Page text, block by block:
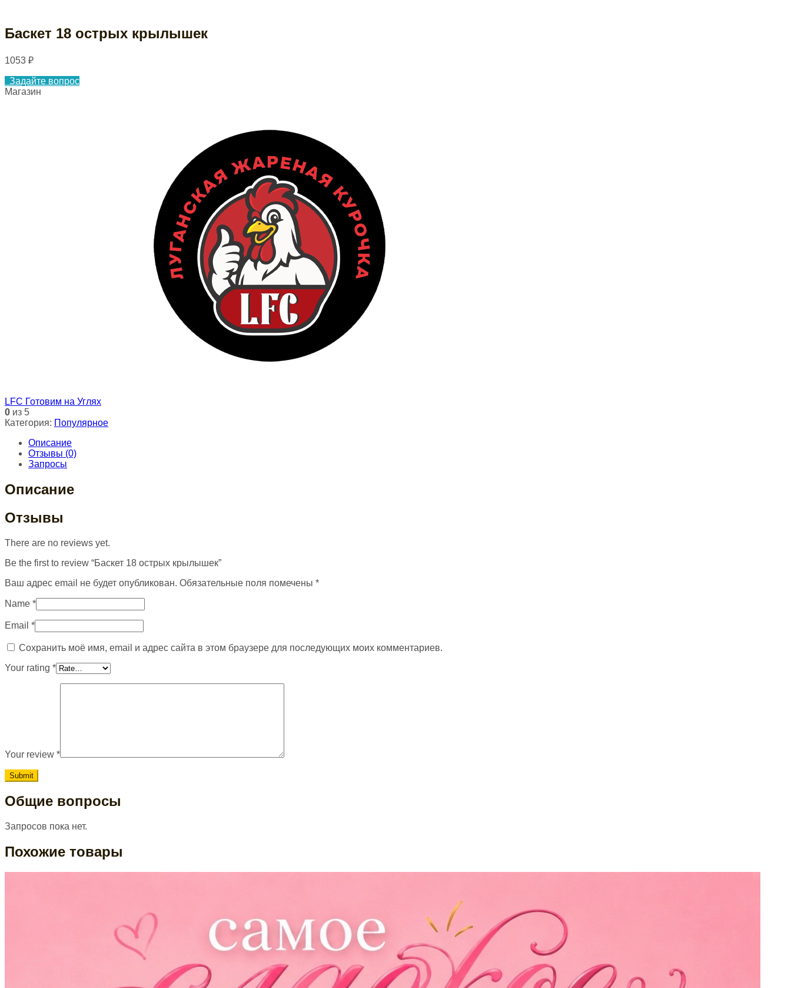
Баскет 18 острых крылышек
1053 ₽
Задайте вопрос
Магазин
LFC Готовим на Углях
0 из 5
Категория: Популярное
Описание
Отзывы (0)
Запросы
Описание
Отзывы
There are no reviews yet.
Be the first to review “Баскет 18 острых крылышек”
Ваш адрес email не будет опубликован. Обязательные поля помечены *
Name *
Email *
Сохранить моё имя, email и адрес сайта в этом браузере для последующих моих комментариев.
Your rating *
Your review *
Общие вопросы
Запросов пока нет.
Похожие товары